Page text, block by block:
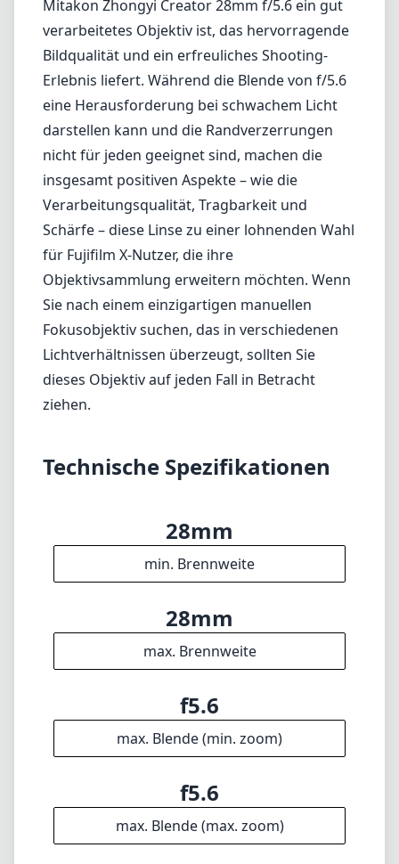
Mitakon Zhongyi Creator 28mm f/5.6 ein gut
verarbeitetes Objektiv ist, das hervorragende
Bildqualität und ein erfreuliches Shooting-
Erlebnis liefert. Während die Blende von f/5.6
eine Herausforderung bei schwachem Licht
darstellen kann und die Randverzerrungen
nicht für jeden geeignet sind, machen die
insgesamt positiven Aspekte – wie die
Verarbeitungsqualität, Tragbarkeit und
Schärfe – diese Linse zu einer lohnenden Wahl
für Fujifilm X-Nutzer, die ihre
Objektivsammlung erweitern möchten. Wenn
Sie nach einem einzigartigen manuellen
Fokusobjektiv suchen, das in verschiedenen
Lichtverhältnissen überzeugt, sollten Sie
dieses Objektiv auf jeden Fall in Betracht
ziehen.
Technische Spezifikationen
28mm
min. Brennweite
28mm
max. Brennweite
f5.6
max. Blende (min. zoom)
f5.6
max. Blende (max. zoom)